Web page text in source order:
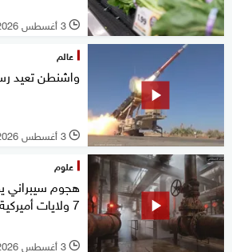
l 3 أغسطس 2026
عالم
واشنطن تعيد
l 3 أغسطس 2026
علوم
هجوم سيبراني
7 ولايات أميركية
l 3 أغسطس 2026